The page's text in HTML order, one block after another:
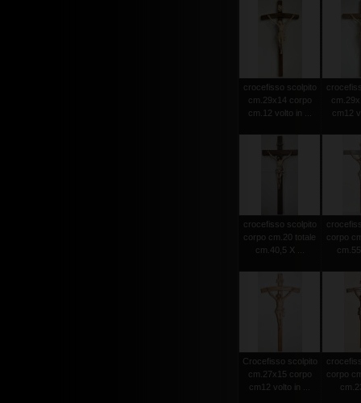
crocefisso scolpito
cm.29x14 corpo
cm.12 volto in ...
cm12
crocefisso scolpito
corpo cm.20 totale
cm.40,5 X ...
corpo
Crocefisso scolpito
cm.27x15 corpo
cm12 volto in ...
corpo